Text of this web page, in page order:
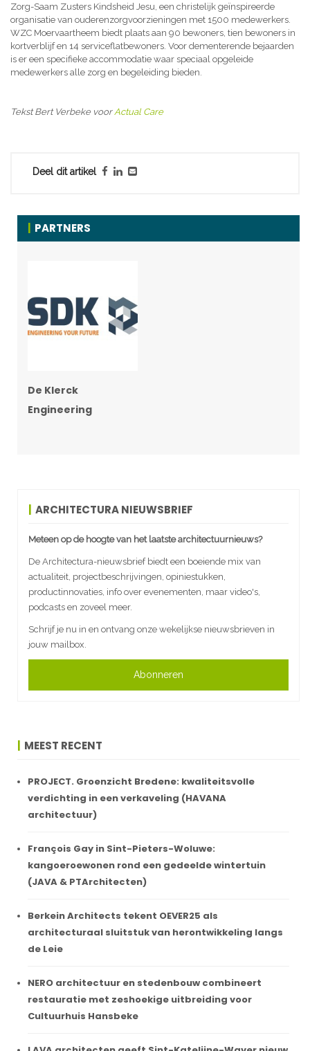
Zorg-Saam Zusters Kindsheid Jesu, een christelijk geïnspireerde
organisatie van ouderenzorgvoorzieningen met 1500 medewerkers.
WZC Moervaartheem biedt plaats aan 90 bewoners, tien bewoners in
kortverblijf en 14 serviceflatbewoners. Voor dementerende bejaarden
is er een specifieke accommodatie waar speciaal opgeleide
medewerkers alle zorg en begeleiding bieden.
Tekst Bert Verbeke voorActual Care
Deel dit artikel
PARTNERS
De Klerck
Engineering
ARCHITECTURA NIEUWSBRIEF
Meteen op de hoogte van het laatste architectuurnieuws?
De Architectura-nieuwsbrief biedt een boeiende mix van
actualiteit, projectbeschrijvingen, opiniestukken,
productinnovaties, info over evenementen, maar video's,
podcasts en zoveel meer.
Schrijf je nu in en ontvang onze wekelijkse nieuwsbrieven in
jouw mailbox.
Abonneren
MEEST RECENT
PROJECT. Groenzicht Bredene: kwaliteitsvolle
verdichting in een verkaveling (HAVANA
architectuur)
François Gay in Sint-Pieters-Woluwe:
kangoeroewonen rond een gedeelde wintertuin
(JAVA & PTArchitecten)
Berkein Architects tekent OEVER25 als
architecturaal sluitstuk van herontwikkeling langs
de Leie
NERO architectuur en stedenbouw combineert
restauratie met zeshoekige uitbreiding voor
Cultuurhuis Hansbeke